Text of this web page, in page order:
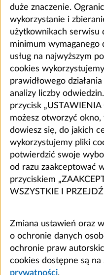
duże znaczenie.
wykorzystanie i
użytkownikach serwisu
minimum wymaganego
usług na najwyższym
cookies
prawidłowego
analizy liczby
przycisk „USTAWIENIA
możesz otworzyć
dowiesz się, do jakich
wykorzystujemy pliki
potwierdzić swoje
od razu zaakceptować
przyciskiem
WSZYSTKIE I
Zmiana ustawień oraz
o ochronie danych
ochronie praw
cookies dostępne są na
prywatności.